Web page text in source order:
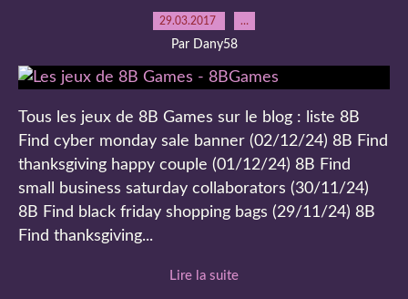
29.03.2017 …
Par Dany58
Tous les jeux de 8B Games sur le blog : liste 8B
Find cyber monday sale banner (02/12/24) 8B Find
thanksgiving happy couple (01/12/24) 8B Find
small business saturday collaborators (30/11/24)
8B Find black friday shopping bags (29/11/24) 8B
Find thanksgiving...
Lire la suite